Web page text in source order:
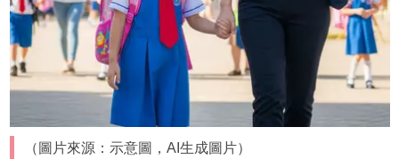
（圖片來源：示意圖，AI生成圖片）